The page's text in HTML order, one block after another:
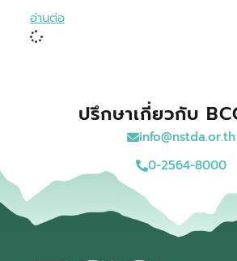
อ่านต่อ
ปรึกษาเกี่ยวกับ
info@nstda.or.th
0-2564-8000